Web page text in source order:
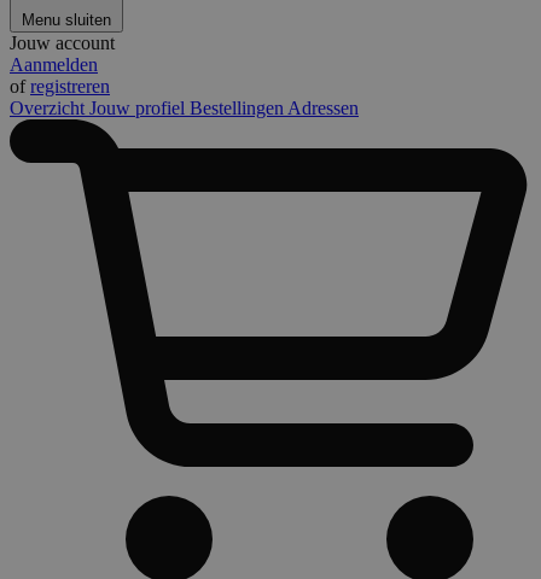
Menu sluiten
Jouw account
Aanmelden
ofregistreren
Overzicht Jouw profiel Bestellingen Adressen